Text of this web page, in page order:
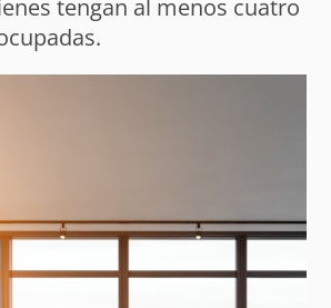
tengan al menos cuatro